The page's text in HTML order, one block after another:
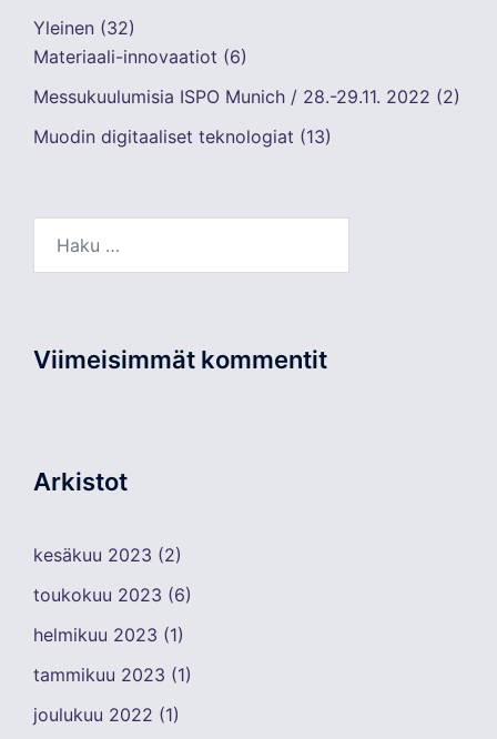
Yleinen (32)
Materiaali-innovaatiot (6)
Messukuulumisia ISPO Munich / 28.-29.11. 2022 (2)
Muodin digitaaliset teknologiat (13)
Viimeisimmät kommentit
Arkistot
kesäkuu 2023 (2)
toukokuu 2023 (6)
helmikuu 2023 (1)
tammikuu 2023 (1)
joulukuu 2022 (1)